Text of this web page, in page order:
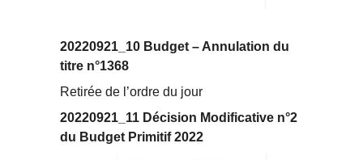
20220921_10 Budget – Annulation du
titre n°1368
Retirée de l’ordre du jour
20220921_11 Décision Modificative n°2
du Budget Primitif 2022